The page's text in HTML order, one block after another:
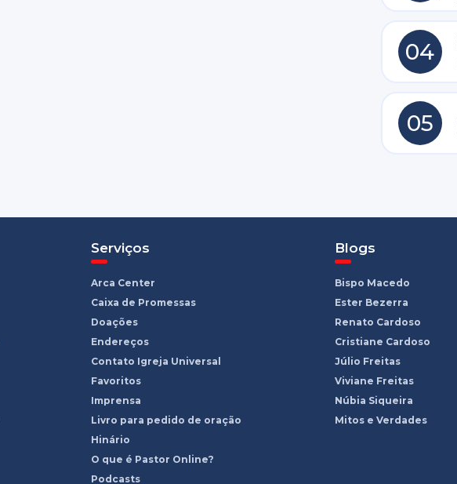
04
05
Serviços
Arca Center
Caixa de Promessas
Doações
Endereços
Contato Igreja Universal
Favoritos
Imprensa
Livro para pedido de oração
Hinário
O que é Pastor Online?
Podcasts
Blogs
Bispo Macedo
Ester Bezerra
Renato Cardoso
Cristiane Cardoso
Júlio Freitas
Viviane Freitas
Núbia Siqueira
Mitos e Verdades